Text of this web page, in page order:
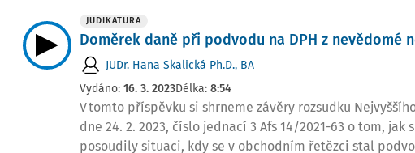
JUDIKATURA
Doměrek daně při podvodu na DPH z nevědomé
JUDr. Hana Skalická Ph.D., BA
Vydáno: 16. 3. 2023Délka: 8:54
V tomto příspěvku si shrneme závěry rozsudku
dne 24. 2. 2023, číslo jednací 3 Afs 14/2021-63 o tom, jak
posoudily situaci, kdy se v obchodním řetězci stal